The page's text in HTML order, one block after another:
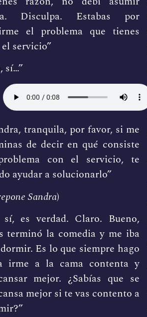
Disculpa. Estabas por
el problema que tienes
servicio”
sí…”
tranquila, por favor, si me
de decir en qué consiste
con el servicio, te
ayudar a solucionarlo”
Sandra)
sí, es verdad. Claro. Bueno,
terminó la comedia y me iba
Es lo que siempre hago
irme a la cama contenta y
mejor. ¿Sabías que se
mejor si te vas contento a